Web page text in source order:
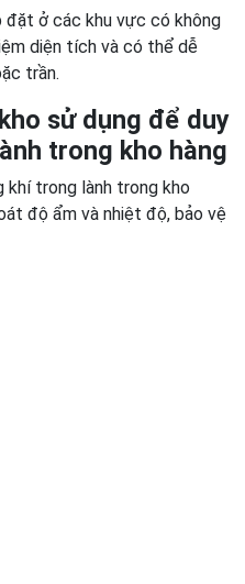
ở các khu vực có không
diện tích và có thể dễ
trần.
sử dụng để duy
trong kho hàng
trong lành trong kho
độ ẩm và nhiệt độ, bảo vệ